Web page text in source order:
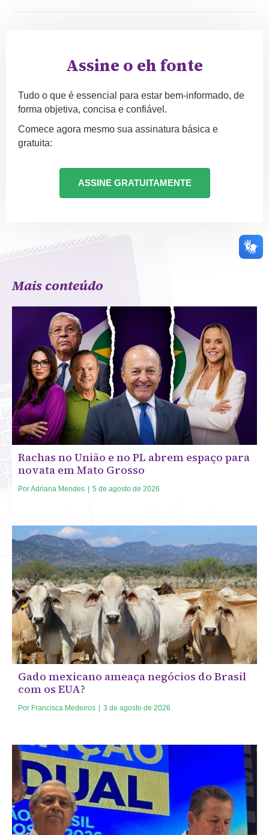
Assine o eh fonte
Tudo o que é essencial para estar bem-informado, de
forma objetiva, concisa e confiável.
Comece agora mesmo sua assinatura básica e
gratuita:
ASSINE GRATUITAMENTE
Mais conteúdo
Rachas no União e no PL abrem espaço para
novata em Mato Grosso
PorAdriana Mendes 5 de agosto de 2026
Gado mexicano ameaça negócios do Brasil
com os EUA?
Por Francisca Medeiros 3 de agosto de 2026